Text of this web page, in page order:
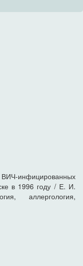
инфицированных
в 1996 году / Е. И.
аллергология,